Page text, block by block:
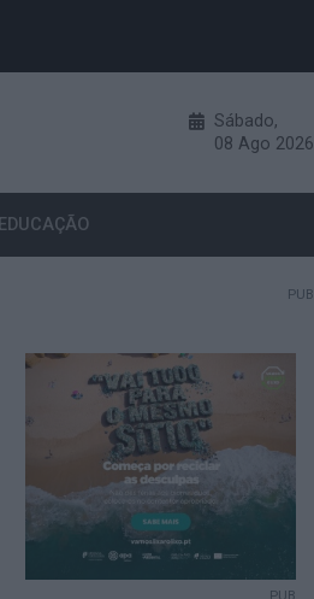
Sábado,
08 Ago 2026
EDUCAÇÃO
PUB
PUB